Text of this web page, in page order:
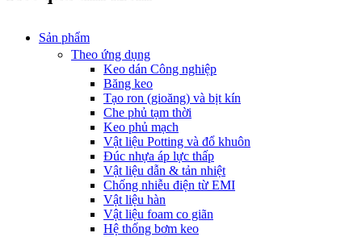
Sản phẩm
Theo ứng dụng
Keo dán Công nghiệp
Băng keo
Tạo ron (gioăng) và bịt kín
Che phủ tạm thời
Keo phủ mạch
Vật liệu Potting và đổ khuôn
Đúc nhựa áp lực thấp
Vật liệu dẫn & tản nhiệt
Chống nhiễu điện từ EMI
Vật liệu hàn
Vật liệu foam co giãn
Hệ thống bơm keo